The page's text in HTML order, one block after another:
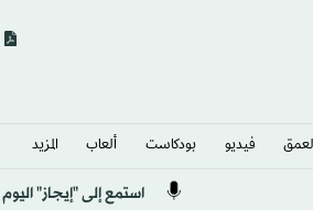
فيديو بودكاست ألعاب المزيد
استمع إلى "إيجاز" اليوم